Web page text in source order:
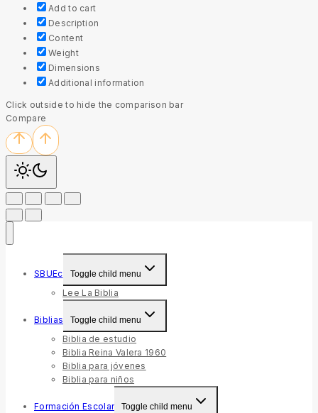
Add to cart
Description
Content
Weight
Dimensions
Additional information
Click outside to hide the comparison bar
Compare
SBUEc Toggle child menu
Lee La Biblia
Biblias Toggle child menu
Biblia de estudio
Biblia Reina Valera 1960
Biblia para jóvenes
Biblia para niños
Formación Escolar Toggle child menu